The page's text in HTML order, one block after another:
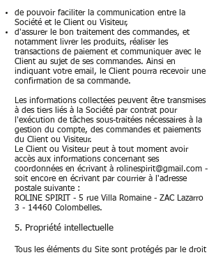
de pouvoir faciliter la communication entre la
Société et le Client ou Visiteur,
d'assurer le bon traitement des commandes, et
notamment livrer les produits, réaliser les
transactions de paiement et communiquer avec le
Client au sujet de ses commandes. Ainsi en
indiquant votre email, le Client pourra recevoir une
confirmation de sa commande.
Les informations collectées peuvent être transmises
à des tiers liés à la Société par contrat pour
l'exécution de tâches sous-traitées nécessaires à la
gestion du compte, des commandes et paiements
du Client ou Visiteur.
Le Client ou Visiteur peut à tout moment avoir
accès aux informations concernant ses
coordonnées en écrivant à rolinespirit@gmail.com -
soit encore en écrivant par courrier à l'adresse
postale suivante :
ROLINE SPIRIT - 5 rue Villa Romaine - ZAC Lazarro
3 - 14460 Colombelles.
5. Propriété intellectuelle
Tous les éléments du Site sont protégés par le droit